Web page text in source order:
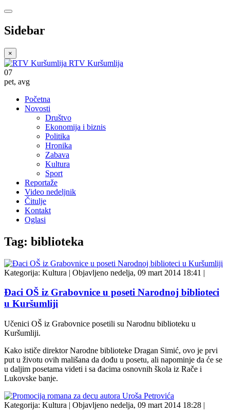
Sidebar
×
RTV Kuršumlija
07
pet, avg
Početna
Novosti
Društvo
Ekonomija i biznis
Politika
Hronika
Zabava
Kultura
Sport
Reportaže
Video nedeljnik
Čitulje
Kontakt
Oglasi
Tag: biblioteka
Kategorija: Kultura | Objavljeno nedelja, 09 mart 2014 18:41 |
Đaci OŠ iz Grabovnice u poseti Narodnoj biblioteci
u Kuršumliji
Učenici OŠ iz Grabovnice posetili su Narodnu biblioteku u
Kuršumliji.
Kako ističe direktor Narodne biblioteke Dragan Simić, ovo je prvi
put u životu ovih mališana da dođu u posetu, ali napominje da će se
u daljim posetama videti i sa đacima osnovnih škola iz Rače i
Lukovske banje.
Kategorija: Kultura | Objavljeno nedelja, 09 mart 2014 18:28 |